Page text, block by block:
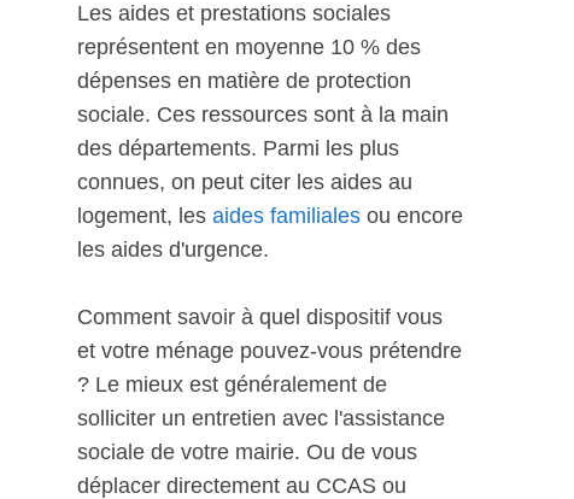
Les aides et prestations sociales
représentent en moyenne 10 % des
dépenses en matière de protection
sociale. Ces ressources sont à la main
des départements. Parmi les plus
connues, on peut citer les aides au
logement, les aides familiales ou encore
les aides d'urgence.
Comment savoir à quel dispositif vous
et votre ménage pouvez-vous prétendre
? Le mieux est généralement de
solliciter un entretien avec l'assistance
sociale de votre mairie. Ou de vous
déplacer directement au CCAS ou